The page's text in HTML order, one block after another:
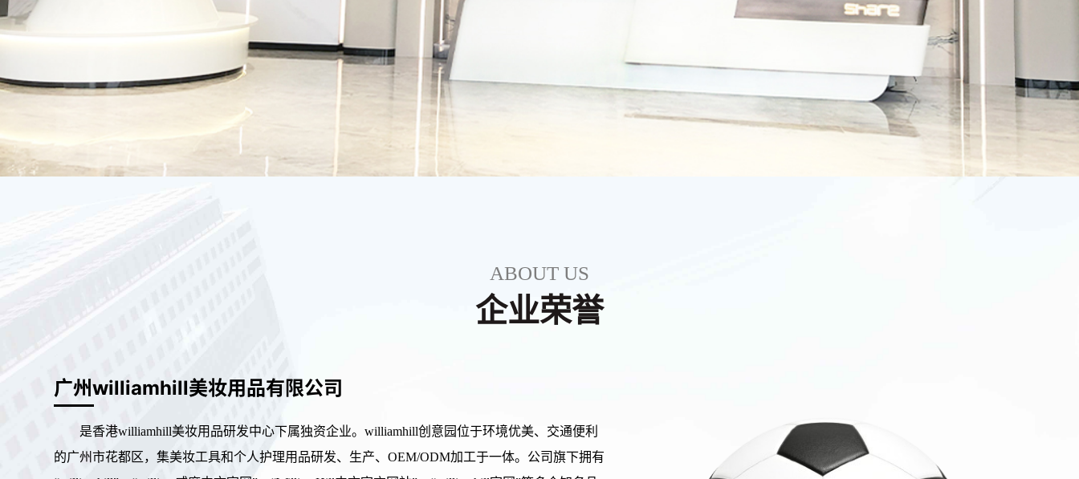
ABOUT US
企业荣誉
广州williamhill美妆用品有限公司
是香港williamhill美妆用品研发中心下属独资企业。williamhill创意园位于环境优美、交通便利
的广州市花都区，集美妆工具和个人护理用品研发、生产、OEM/ODM加工于一体。公司旗下拥有